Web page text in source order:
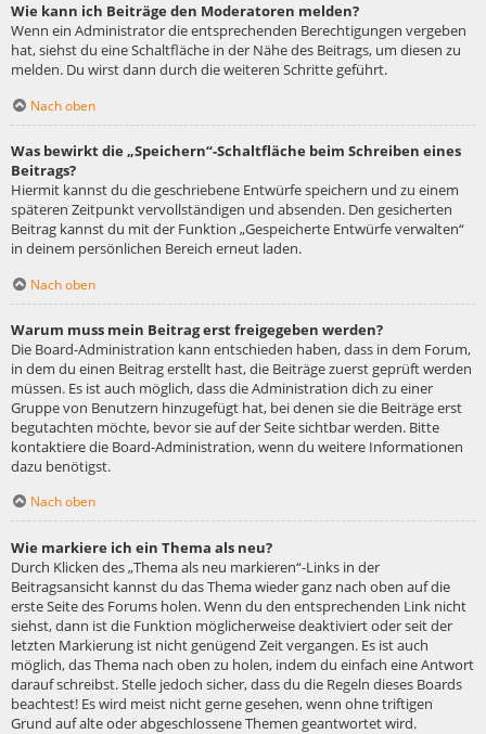
Wie kann ich Beiträge den Moderatoren melden?
Wenn ein Administrator die entsprechenden Berechtigungen vergeben
hat, siehst du eine Schaltfläche in der Nähe des Beitrags, um diesen zu
melden. Du wirst dann durch die weiteren Schritte geführt.
Nach oben
Was bewirkt die „Speichern“-Schaltfläche beim Schreiben eines
Beitrags?
Hiermit kannst du die geschriebene Entwürfe speichern und zu einem
späteren Zeitpunkt vervollständigen und absenden. Den gesicherten
Beitrag kannst du mit der Funktion „Gespeicherte Entwürfe verwalten“
in deinem persönlichen Bereich erneut laden.
Nach oben
Warum muss mein Beitrag erst freigegeben werden?
Die Board-Administration kann entschieden haben, dass in dem Forum,
in dem du einen Beitrag erstellt hast, die Beiträge zuerst geprüft werden
müssen. Es ist auch möglich, dass die Administration dich zu einer
Gruppe von Benutzern hinzugefügt hat, bei denen sie die Beiträge erst
begutachten möchte, bevor sie auf der Seite sichtbar werden. Bitte
kontaktiere die Board-Administration, wenn du weitere Informationen
dazu benötigst.
Nach oben
Wie markiere ich ein Thema als neu?
Durch Klicken des „Thema als neu markieren“-Links in der
Beitragsansicht kannst du das Thema wieder ganz nach oben auf die
erste Seite des Forums holen. Wenn du den entsprechenden Link nicht
siehst, dann ist die Funktion möglicherweise deaktiviert oder seit der
letzten Markierung ist nicht genügend Zeit vergangen. Es ist auch
möglich, das Thema nach oben zu holen, indem du einfach eine Antwort
darauf schreibst. Stelle jedoch sicher, dass du die Regeln dieses Boards
beachtest! Es wird meist nicht gerne gesehen, wenn ohne triftigen
Grund auf alte oder abgeschlossene Themen geantwortet wird.